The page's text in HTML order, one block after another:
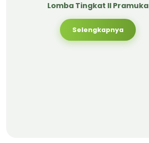
Lomba Tingkat II Pramuka
Selengkapnya